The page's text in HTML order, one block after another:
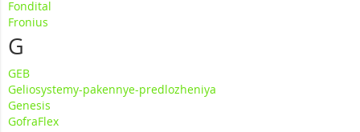
Fondital
Fronius
G
GEB
Geliosystemy-pakennye-predlozheniya
Genesis
GofraFlex